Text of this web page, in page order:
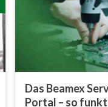
Das Beamex
Portal – so